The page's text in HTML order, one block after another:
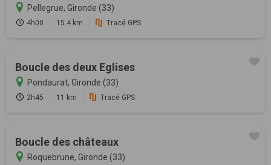
Pellegrue, Gironde (33)
4h00 15.4 km Tracé GPS
Boucle des deux Eglises
Pondaurat, Gironde (33)
2h45 11 km Tracé GPS
Boucle des châteaux
Roquebrune, Gironde (33)